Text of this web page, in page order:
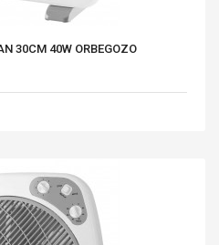
30CM 40W ORBEGOZO